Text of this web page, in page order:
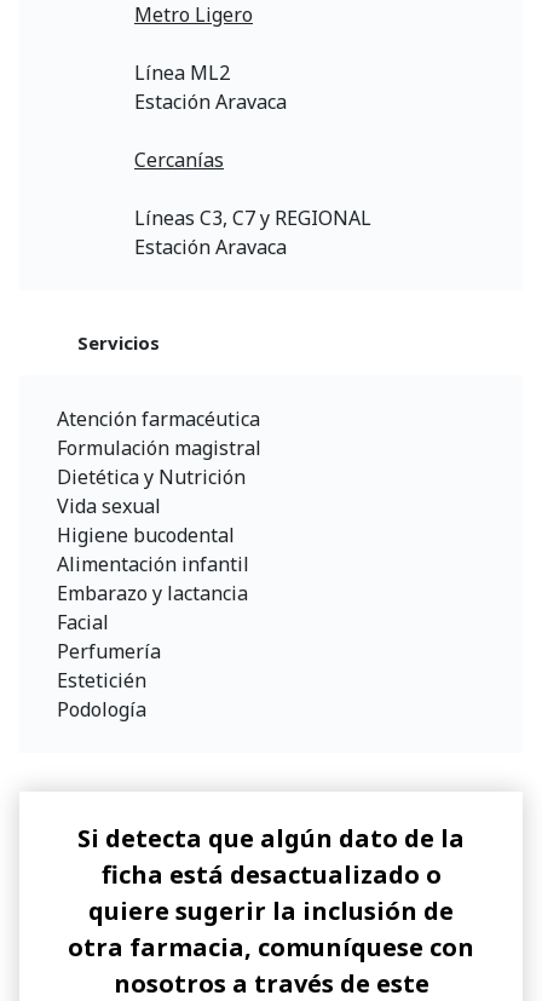
Metro Ligero
Línea ML2
Estación Aravaca
Cercanías
Líneas C3, C7 y REGIONAL
Estación Aravaca
Servicios
Atención farmacéutica
Formulación magistral
Dietética y Nutrición
Vida sexual
Higiene bucodental
Alimentación infantil
Embarazo y lactancia
Facial
Perfumería
Esteticién
Podología
Si detecta que algún dato de la
ficha está desactualizado o
quiere sugerir la inclusión de
otra farmacia, comuníquese con
nosotros a través de este